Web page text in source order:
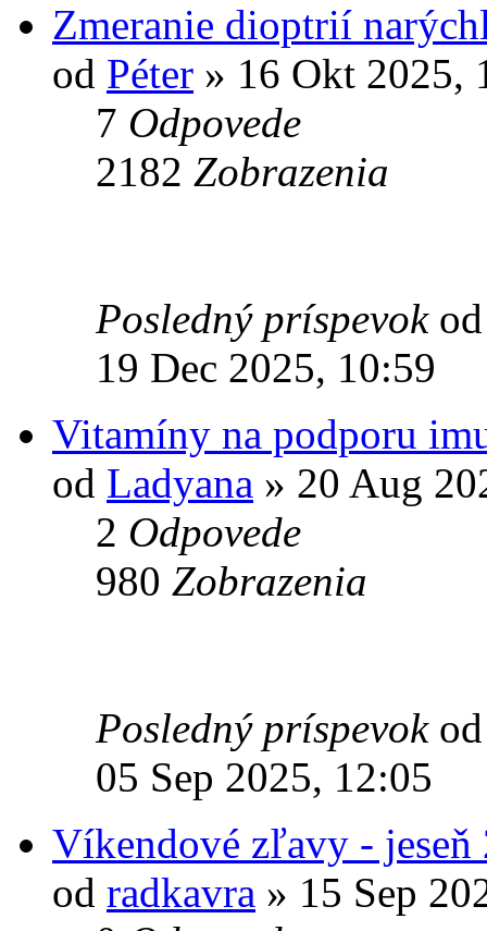
Zmeranie dioptrií
od Péter » 16 Okt 2025,
7 Odpovede
2182 Zobrazenia
Posledný príspevok
19 Dec 2025, 10:59
Vitamíny na podporu
od Ladyana » 20 Aug
2 Odpovede
980 Zobrazenia
Posledný príspevok
05 Sep 2025, 12:05
Víkendové zľavy - jeseň
od radkavra » 15 Sep